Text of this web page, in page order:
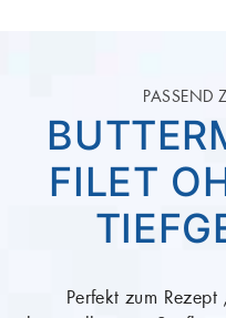
PASSEND
FILET
Perfekt zum